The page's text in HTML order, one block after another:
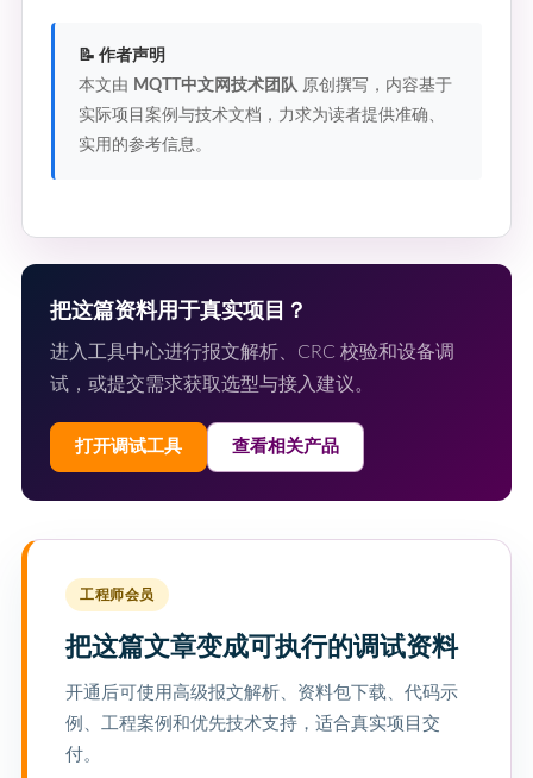
📝 作者声明
本文由 MQTT中文网技术团队 原创撰写，内容基于
实际项目案例与技术文档，力求为读者提供准确、
实用的参考信息。
把这篇资料用于真实项目？
进入工具中心进行报文解析、CRC 校验和设备调
试，或提交需求获取选型与接入建议。
打开调试工具 查看相关产品
工程师会员
把这篇文章变成可执行的调试资料
开通后可使用高级报文解析、资料包下载、代码示
例、工程案例和优先技术支持，适合真实项目交
付。